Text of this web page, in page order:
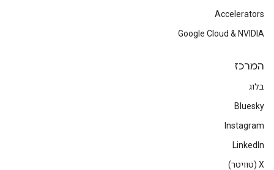
Accelerators
Google Cloud & NVIDIA
המרכז
בלוג
Bluesky
Instagram
LinkedIn
‫X (טוויטר)